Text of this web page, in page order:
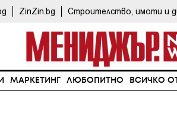
ZinZin.bg Строителство, имоти и
МАРКЕТИНГ ЛЮБОПИТНО ВСИЧКО